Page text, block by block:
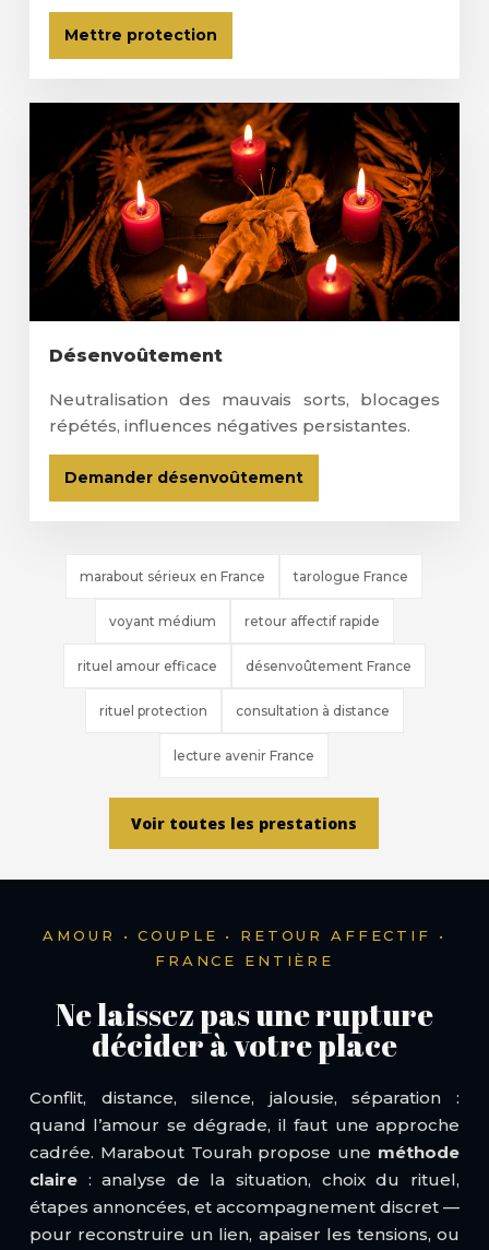
Mettre protection
Désenvoûtement
Neutralisation des mauvais sorts, blocages
répétés, influences négatives persistantes.
Demander désenvoûtement
marabout sérieux en France tarologue France
voyant médium retour affectif rapide
rituel amour efficace désenvoûtement France
rituel protection consultation à distance
lecture avenir France
Voir toutes les prestations
AMOUR • COUPLE • RETOUR AFFECTIF •
FRANCE ENTIÈRE
Ne laissez pas une rupture
décider à votre place
Conflit, distance, silence, jalousie, séparation :
quand l’amour se dégrade, il faut une approche
cadrée. Marabout Tourah propose une méthode
claire: analyse de la situation, choix du rituel,
étapes annoncées, et accompagnement discret —
pour reconstruire un lien, apaiser les tensions, ou